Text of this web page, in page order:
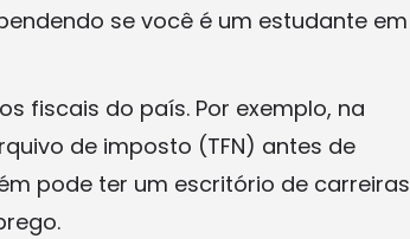
se você é um estudante em
fiscais do país. Por exemplo, na
de imposto (TFN) antes de
pode ter um escritório de carreiras